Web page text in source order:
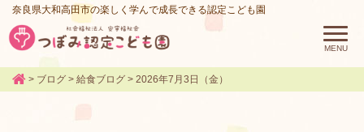
奈良県大和高田市の楽しく学んで成長できる認定こども園
> ブログ > 給食ブログ > 2026年7月3日（金）